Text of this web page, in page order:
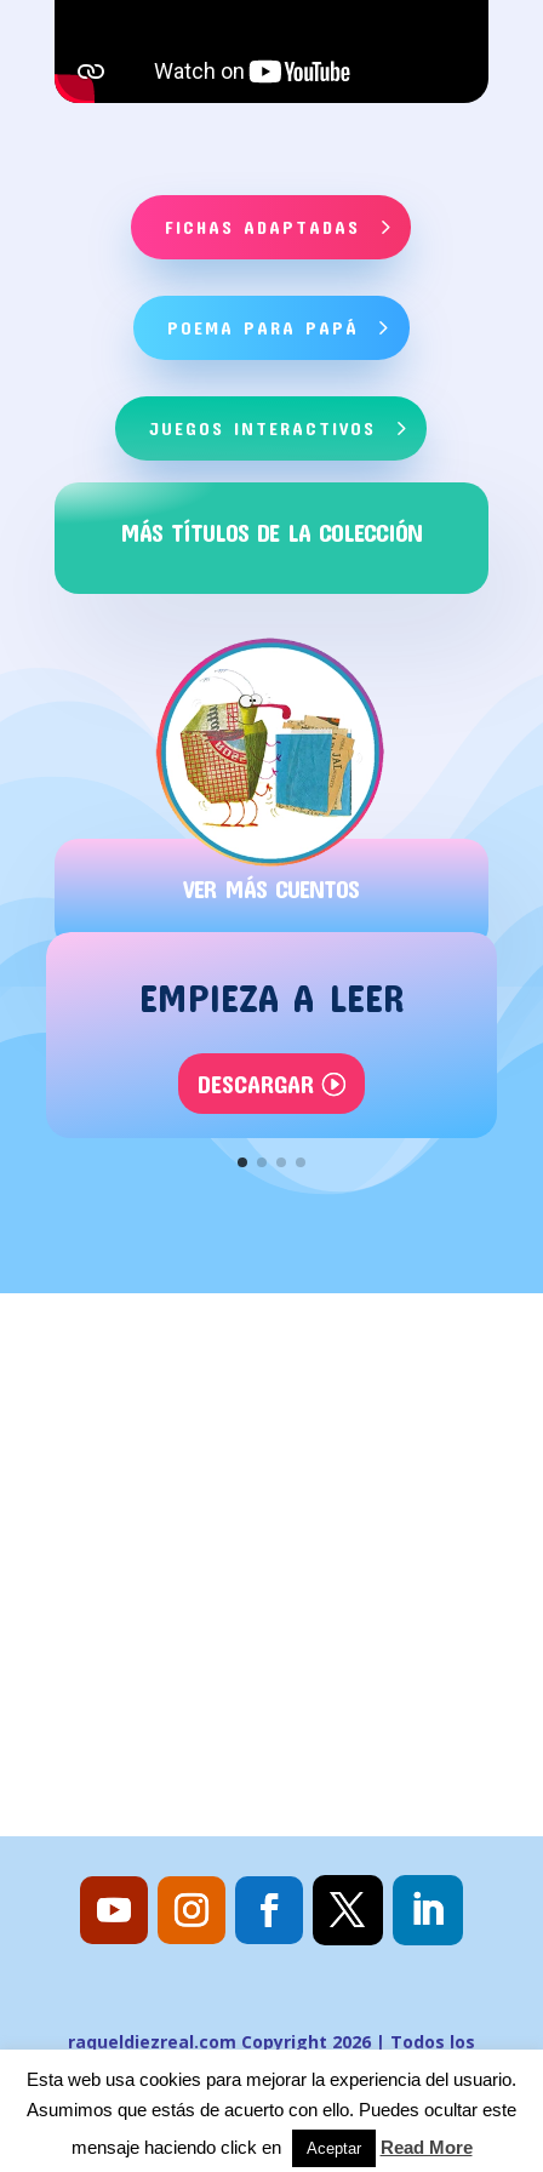
FICHAS ADAPTADAS
POEMA PARA PAPÁ
JUEGOS INTERACTIVOS
MÁS TÍTULOS DE LA COLECCIÓN
VER MÁS CUENTOS
EMPIEZA A LEER
DESCARGAR
raqueldiezreal.com Copyright 2026 | Todos los
derechos reservados
Esta web usa cookies para mejorar la experiencia del usuario.
Asumimos que estás de acuerto con ello. Puedes ocultar este
mensaje haciendo click en
Aceptar Read More